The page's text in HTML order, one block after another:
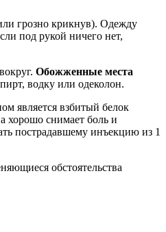
грозно крикнув). Одежду
под рукой ничего нет,
Обожженные места
водку или одеколон.
является взбитый белок
хорошо снимает боль и
пострадавшему инъекцию из 1
обстоятельства